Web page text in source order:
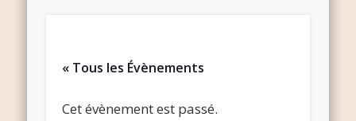
« Tous les Évènements
Cet évènement est passé.